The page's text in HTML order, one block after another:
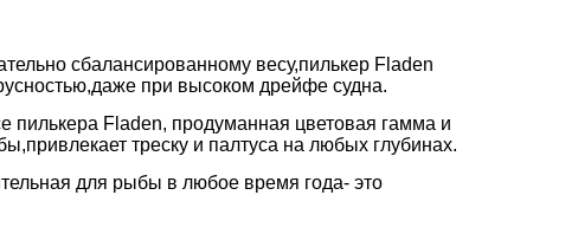
сбалансированному весу,пилькер Fladen
при высоком дрейфе судна.
пилькера Fladen, продуманная цветовая гамма и
треску и палтуса на любых глубинах.
для рыбы в любое время года- это